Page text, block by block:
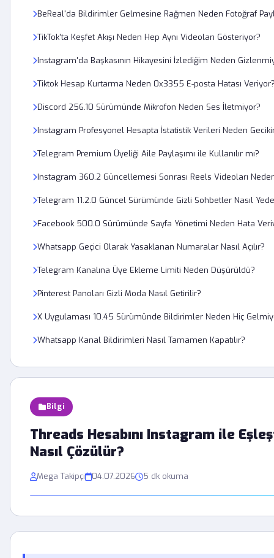
Bilgi
Threads Hesabını Instagram ile
Nasıl Çözülür?
Mega Takipçi 04.07.2026 5 dk okuma
BeReal'da Bildirimler Gelmesine Rağmen Neden Fotoğraf
TikTok'ta Keşfet Akışı Neden Hep Aynı Videoları Gösteriyor?
Instagram'da Başkasının Hikayesini İzlediğim Neden
Tiktok Hesap Kurtarma Neden 0x3355 E-posta Hatası
Discord 256.10 Sürümünde Mikrofon Neden Ses İletmiyor?
Instagram Profesyonel Hesapta İstatistik Verileri Neden
Telegram Premium Üyeliği Aile Paylaşımı ile Kullanılır mı?
Instagram 360.2 Güncellemesi Sonrası Reels Videoları
Telegram 11.2.0 Güncel Sürümünde Gizli Sohbetler Nasıl
Facebook 500.0 Sürümünde Sayfa Yönetimi Neden Hata
Whatsapp Geçici Olarak Yasaklanan Numaralar Nasıl Açılır?
Telegram Kanalına Üye Ekleme Limiti Neden Düşürüldü?
Pinterest Panoları Gizli Moda Nasıl Getirilir?
X Uygulaması 10.45 Sürümünde Bildirimler Neden Hiç
Whatsapp Kanal Bildirimleri Nasıl Tamamen Kapatılır?